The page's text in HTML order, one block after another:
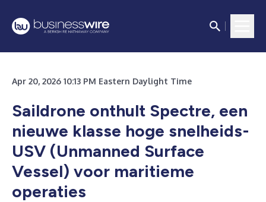
Apr 20, 2026 10:13 PM Eastern Daylight Time
Saildrone onthult Spectre, een
nieuwe klasse hoge snelheids-
USV (Unmanned Surface
Vessel) voor maritieme
operaties